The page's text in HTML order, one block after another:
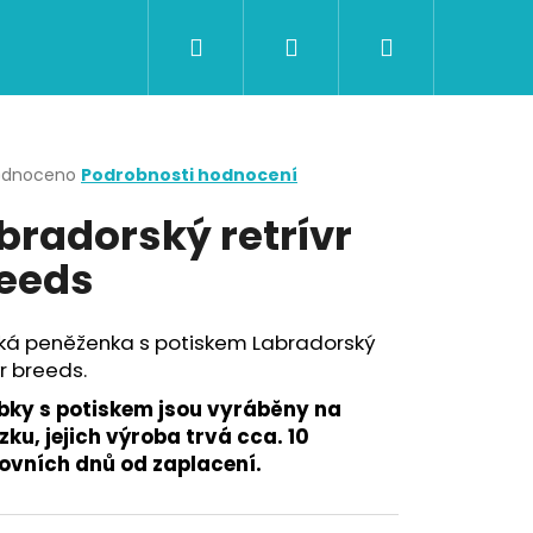
CERTIFIKÁTY A POUKAZY BAZAR
Přihlášení
Podrobnosti hodnocení
retrívr
peněženka s potiskem Labradorský
breeds.
s potiskem jsou vyráběny na
jejich výroba trvá cca. 10
dnů od zaplacení.